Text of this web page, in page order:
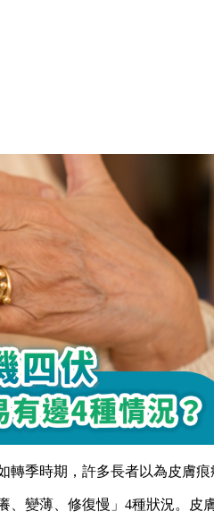
季時期，許多長者以為皮膚
變薄、修復慢」4種狀況。